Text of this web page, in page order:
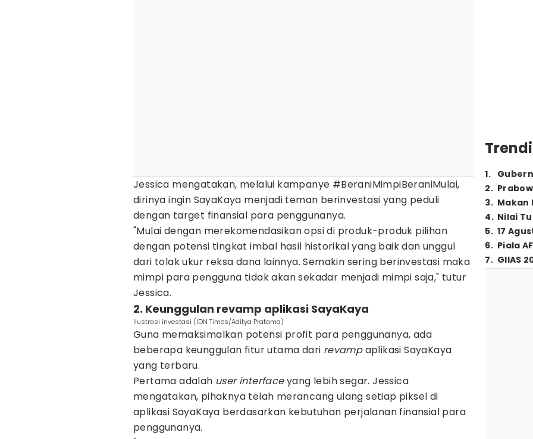
Jessica mengatakan, melalui kampanye #BeraniMimpiBeraniMulai,
dirinya ingin SayaKaya menjadi teman berinvestasi yang peduli
dengan target finansial para penggunanya.
"Mulai dengan merekomendasikan opsi di produk-produk pilihan
dengan potensi tingkat imbal hasil historikal yang baik dan unggul
dari tolak ukur reksa dana lainnya. Semakin sering berinvestasi maka
mimpi para pengguna tidak akan sekadar menjadi mimpi saja," tutur
Jessica.
2. Keunggulan revamp aplikasi SayaKaya
Ilustrasi investasi (IDN Times/Aditya Pratama)
Guna memaksimalkan potensi profit para penggunanya, ada
beberapa keunggulan fitur utama dari revampaplikasi SayaKaya
yang terbaru.
Pertama adalah user interfaceyang lebih segar. Jessica
mengatakan, pihaknya telah merancang ulang setiap piksel di
aplikasi SayaKaya berdasarkan kebutuhan perjalanan finansial para
penggunanya.
1.
2.
3. Makan
4. Nilai
5. 17
6. Piala
7. GIIAS